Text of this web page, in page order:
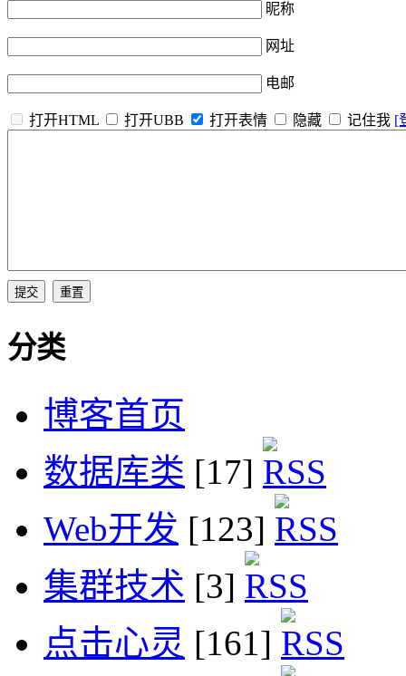
昵称
网址
电邮
打开HTML 打开UBB 打开表情 隐藏 记住我 [
分类
博客首页
数据库类 [17]
Web开发 [123]
集群技术 [3]
点击心灵 [161]